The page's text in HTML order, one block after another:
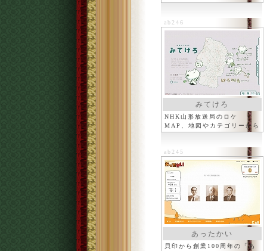
ab246
みてけろ
NHK山形放送局のロケ
MAP、地図やカテゴリーから
たどれる
ab245
あったかい
貝印から創業100周年の「あ